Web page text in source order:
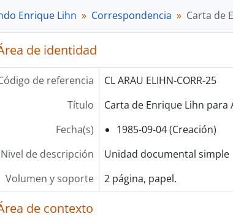
Enrique Lihn Correspondencia Carta de
de identidad
de referencia
CL ARAU ELIHN-CORR-25
Título
Carta de Enrique Lihn para
Fecha(s)
1985-09-04 (Creación)
Nivel de descripción
Unidad documental simple
Volumen y soporte
2 página, papel.
de contexto